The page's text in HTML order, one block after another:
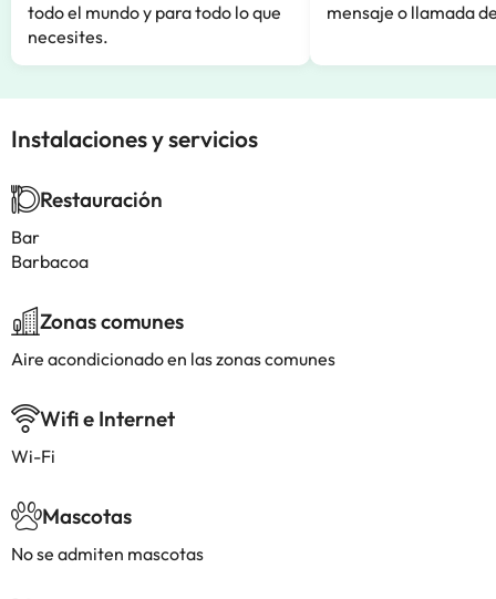
todo el mundo y para todo lo que
necesites.
mensaje o llamada
Instalaciones y servicios
Restauración
Bar
Barbacoa
Zonas comunes
Aire acondicionado en las zonas comunes
Wifi e Internet
Wi-Fi
Mascotas
No se admiten mascotas